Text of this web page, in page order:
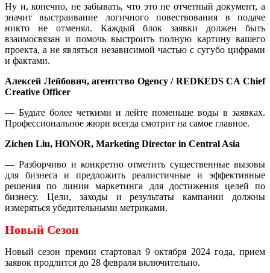
Ну и, конечно, не забывать, что это не отчетный документ, а
значит выстраивание логичного повествования в подаче
никто не отменял. Каждый блок заявки должен быть
взаимосвязан и помочь выстроить полную картину вашего
проекта, а не являться независимой частью с сугубо цифрами
и фактами.
Алексей Лейбович,агентство Ogency / REDKEDS CA Chief
Creative Officer
— Будьте более четкими и лейте поменьше воды в заявках.
Профессиональное жюри всегда смотрит на самое главное.
Zichen Liu, HONOR, Marketing Director in Central Asia
— Разборчиво и конкретно отметить существенные вызовы
для бизнеса и предложить реалистичные и эффективные
решения по линии маркетинга для достижения целей по
бизнесу. Цели, заходы и результаты кампании должны
измеряться убедительными метриками.
Новый Сезон
Новый сезон премии стартовал 9 октября 2024 года, прием
заявок продлится до 28 февраля включительно.